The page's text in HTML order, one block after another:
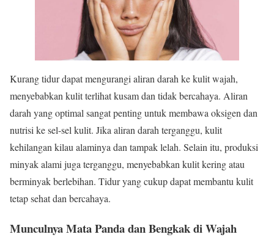
Kurang tidur dapat mengurangi aliran darah ke kulit wajah,
menyebabkan kulit terlihat kusam dan tidak bercahaya. Aliran
darah yang optimal sangat penting untuk membawa oksigen dan
nutrisi ke sel-sel kulit. Jika aliran darah terganggu, kulit
kehilangan kilau alaminya dan tampak lelah. Selain itu, produksi
minyak alami juga terganggu, menyebabkan kulit kering atau
berminyak berlebihan. Tidur yang cukup dapat membantu kulit
tetap sehat dan bercahaya.
Munculnya Mata Panda dan Bengkak di Wajah